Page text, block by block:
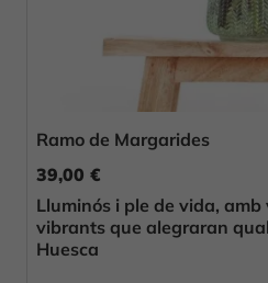
Ramo de Margarides
39,00 €
Lluminós i ple de vida,
vibrants que alegraran
Huesca